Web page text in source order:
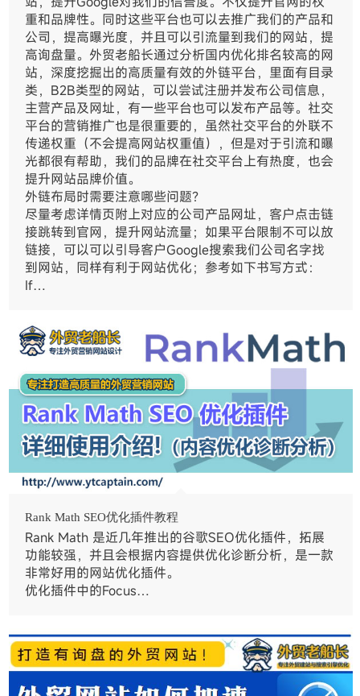
重和品牌性。同时这些平台也可以去推广我们的产品和
公司，提高曝光度，并且可以引流量到我们的网站，提
高询盘量。外贸老船长通过分析国内优化排名较高的网
站，深度挖掘出的高质量有效的外链平台，里面有目录
类，B2B类型的网站，可以尝试注册并发布公司信息，
主营产品及网址，有一些平台也可以发布产品等。社交
平台的营销推广也是很重要的，虽然社交平台的外联不
传递权重（不会提高网站权重值），但是对于引流和曝
光都很有帮助，我们的品牌在社交平台上有热度，也会
提升网站品牌价值。
外链布局时需要注意哪些问题？
尽量考虑详情页附上对应的公司产品网址，客户点击链
接跳转到官网，提升网站流量；如果平台限制不可以放
链接，可以可以引导客户Google搜索我们公司名字找
到网站，同样有利于网站优化；参考如下书写方式：
If…
Rank Math SEO优化插件教程
Rank Math 是近几年推出的谷歌SEO优化插件，拓展
功能较强，并且会根据内容提供优化诊断分析，是一款
非常好用的网站优化插件。
优化插件中的Focus…